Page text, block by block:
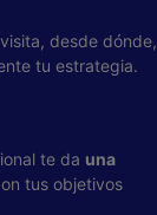
desde dónde,
tu estrategia.
te da una
tus objetivos